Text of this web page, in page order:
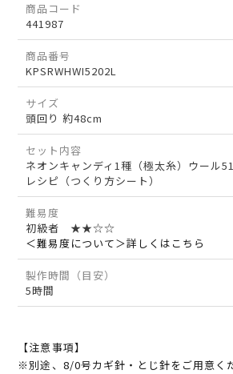
商品コード
441987
商品番号
KPSRWHWI5202L
サイズ
頭回り 約48cm
セット内容
ネオンキャンディ1種（極太糸）ウール
レシピ（つくり方シート）
難易度
初級者 ★★☆☆
＜難易度について＞詳しくはこちら
製作時間（目安）
5時間
【注意事項】
※別途、8/0号カギ針・とじ針をご用意く